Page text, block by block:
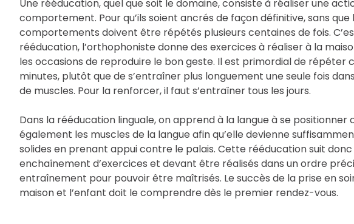
Une rééducation, quel que soit le domaine, consiste à réaliser une
comportement. Pour qu’ils soient ancrés de façon définitive, sans
comportements doivent être répétés plusieurs centaines de fois.
rééducation, l’orthophoniste donne des exercices à réaliser à la
les occasions de reproduire le bon geste. Il est primordial de répéter
minutes, plutôt que de s’entraîner plus longuement une seule fois
de muscles. Pour la renforcer, il faut s’entraîner tous les jours.
Dans la rééducation linguale, on apprend à la langue à se
également les muscles de la langue afin qu’elle devienne
solides en prenant appui contre le palais. Cette rééducation suit
enchaînement d’exercices et devant être réalisés dans un ordre
entraînement pour pouvoir être maîtrisés. Le succès de la prise en
maison et l’enfant doit le comprendre dès le premier rendez-vous.